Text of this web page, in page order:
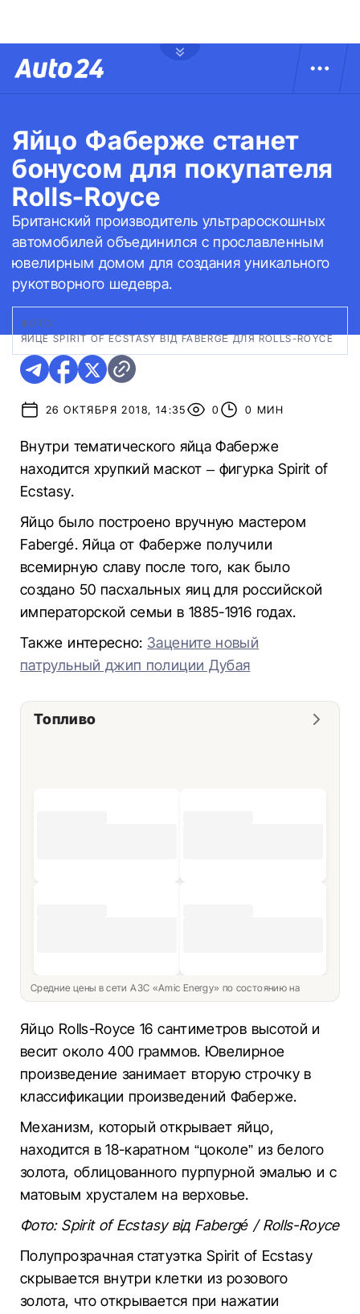
Яйцо Фаберже станет
бонусом для покупателя
Rolls-Royce
Британский производитель ультрароскошных
автомобилей объединился с прославленным
ювелирным домом для создания уникального
рукотворного шедевра.
ФОТО:
ЯЙЦЕ SPIRIT OF ECSTASY ВІД FABERGÉ ДЛЯ ROLLS-ROYCE
26 ОКТЯБРЯ 2018, 14:35 0 0 МИН
Внутри тематического яйца Фаберже
находится хрупкий маскот – фигурка Spirit of
Ecstasy.
Яйцо было построено вручную мастером
Fabergé. Яйца от Фаберже получили
всемирную славу после того, как было
создано 50 пасхальных яиц для российской
императорской семьи в 1885-1916 годах.
Также интересно: Зацените новый
патрульный джип полиции Дубая
Топливо
Средние цены в сети АЗС «Amic Energy» по состоянию на
Яйцо Rolls-Royce 16 сантиметров высотой и
весит около 400 граммов. Ювелирное
произведение занимает вторую строчку в
классификации произведений Фаберже.
Механизм, который открывает яйцо,
находится в 18-каратном “цоколе” из белого
золота, облицованного пурпурной эмалью и с
матовым хрусталем на верховье.
Фото: Spirit of Ecstasy від Fabergé / Rolls-Royce
Полупрозрачная статуэтка Spirit of Ecstasy
скрывается внутри клетки из розового
золота, что открывается при нажатии